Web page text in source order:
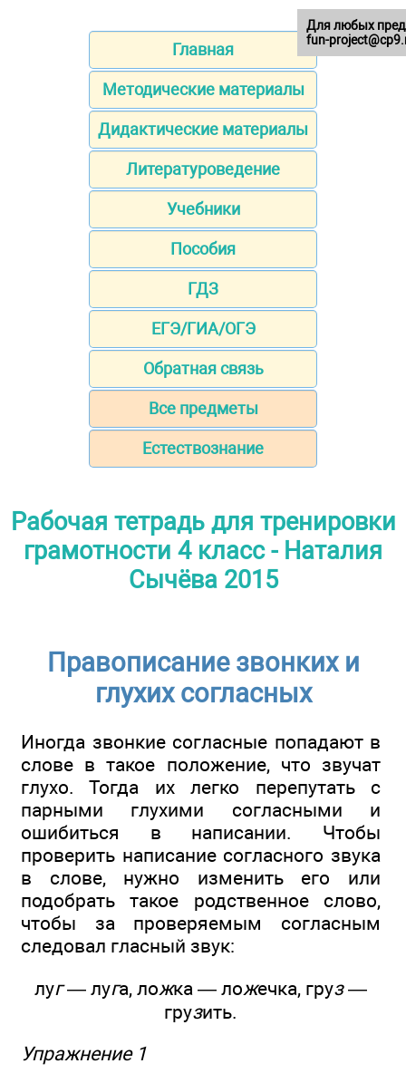
Главная
Методические материалы
Дидактические материалы
Литературоведение
Учебники
Пособия
ГДЗ
ЕГЭ/ГИА/ОГЭ
Обратная связь
Все предметы
Естествознание
Рабочая тетрадь для тренировки
грамотности 4 класс - Наталия
Сычёва 2015
Правописание звонких и
глухих согласных
Иногда звонкие согласные попадают в
слове в такое положение, что звучат
глухо. Тогда их легко перепутать с
парными глухими согласными и
ошибиться в написании. Чтобы
проверить написание согласного звука
в слове, нужно изменить его или
подобрать такое родственное слово,
чтобы за проверяемым согласным
следовал гласный звук:
луг— луга, ложка — ложечка, груз—
грузить.
Упражнение 1
Для любых
fun-